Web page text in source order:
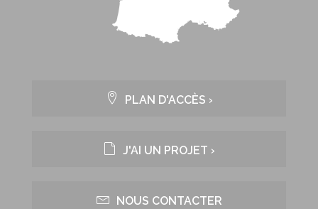
PLAN D'ACCÈS ›
J'AI UN PROJET ›
NOUS CONTACTER